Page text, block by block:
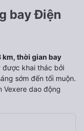
bay Điện
km, thời gian bay
được khai thác bởi
sớm đến tối muộn.
Vexere dao động